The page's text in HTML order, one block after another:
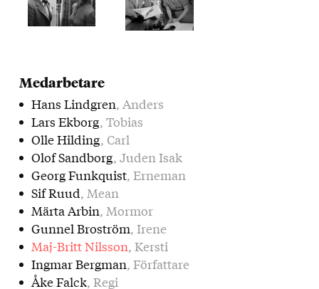
Medarbetare
Hans Lindgren, Anders
Lars Ekborg, Tobias
Olle Hilding, Carl
Olof Sandborg, Juden Isak
Georg Funkquist, Erneman
Sif Ruud, Mean
Märta Arbin, Mormor
Gunnel Broström, Irene
Maj-Britt Nilsson, Kersti
Ingmar Bergman, Författare
Åke Falck, Regi